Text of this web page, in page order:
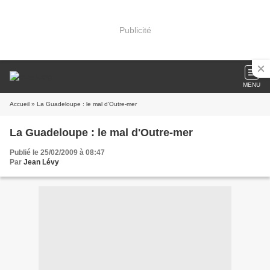
Publicité
MENU
Accueil » La Guadeloupe : le mal d'Outre-mer
La Guadeloupe : le mal d'Outre-mer
Publié le 25/02/2009 à 08:47
Par Jean Lévy